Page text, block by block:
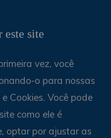
este site
vez, você
o para nossas
Cookies. Você pode
como ele é
optar por ajustar as